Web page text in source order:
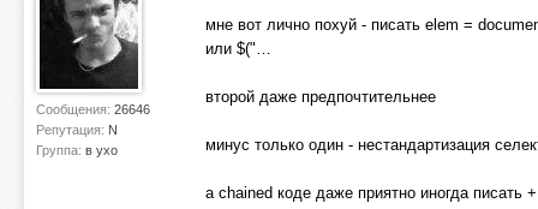
Сообщения: 26646
Репутация: N
Группа: в ухо
мне вот лично похуй - писать elem =
или $("…
второй даже предпочтительнее
минус только один - нестандартизация
а chained коде даже приятно иногда